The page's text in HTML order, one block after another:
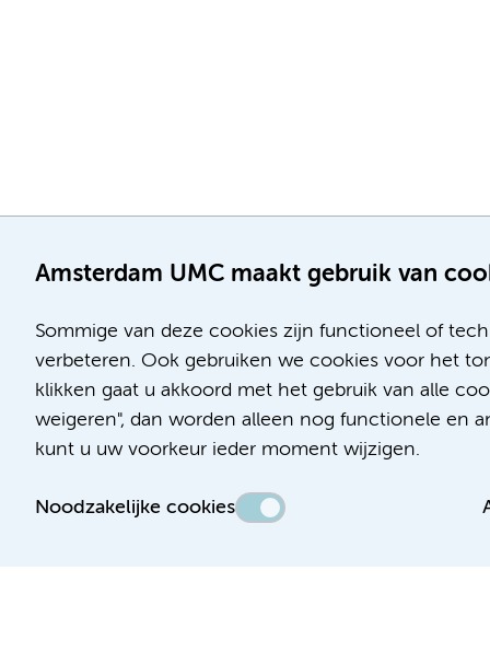
Amsterdam UMC maakt gebruik van
Sommige van deze cookies zijn functioneel of
verbeteren. Ook gebruiken we cookies voor het
klikken gaat u akkoord met het gebruik van alle
weigeren", dan worden alleen nog functionele en
kunt u uw voorkeur ieder moment wijzigen.
Noodzakelijke cookies
Meibergdreef 9
1105 AZ Amsterdam
Telefoon:
De Boelelaan 1117
1081 HV Amsterdam
Telefoon: